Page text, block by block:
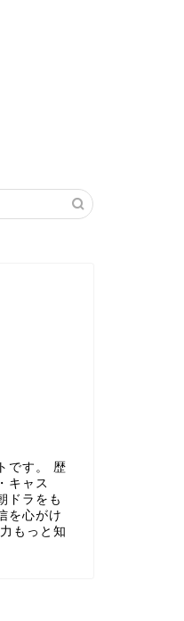
です。 歴
キャス
ドラをも
を心がけ
もっと知